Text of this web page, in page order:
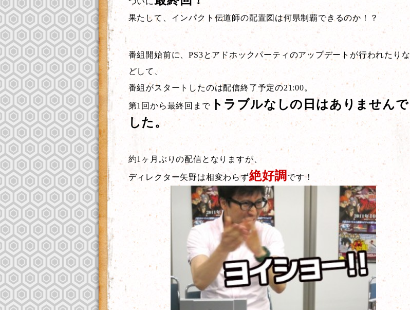
果たして、インパクト伝道師の配置図は何県制覇できるのか！？
番組開始前に、PS3とアドホックパーティのアップデートが行われたりな
どして、
番組がスタートしたのは配信終了予定の21:00。
第1回から最終回までトラブルなしの日はありませんで
した。
約1ヶ月ぶりの配信となりますが、
ディレクター矢野は相変わらず絶好調 です！